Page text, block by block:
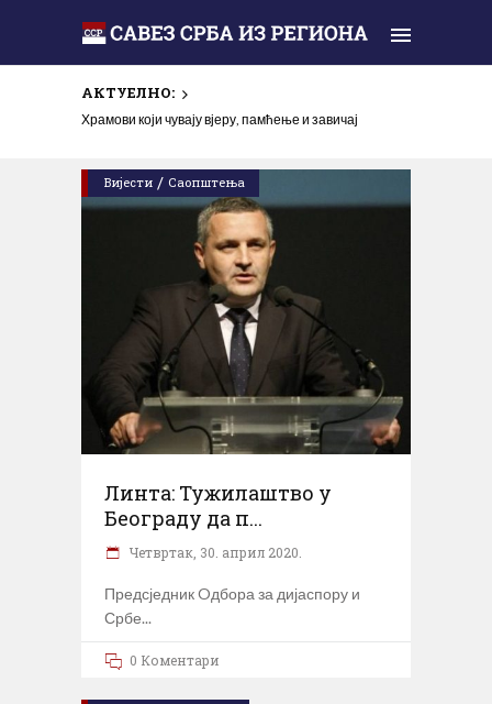
АКТУЕЛНО:
Храмови који чувају вјеру, памћење и завичај
Вијести / Саопштења
Линта: Тужилаштво у
Београду да п...
Четвртак, 30. април 2020.
Предсједник Oдбора за дијаспору и
Србе
0 Коментари